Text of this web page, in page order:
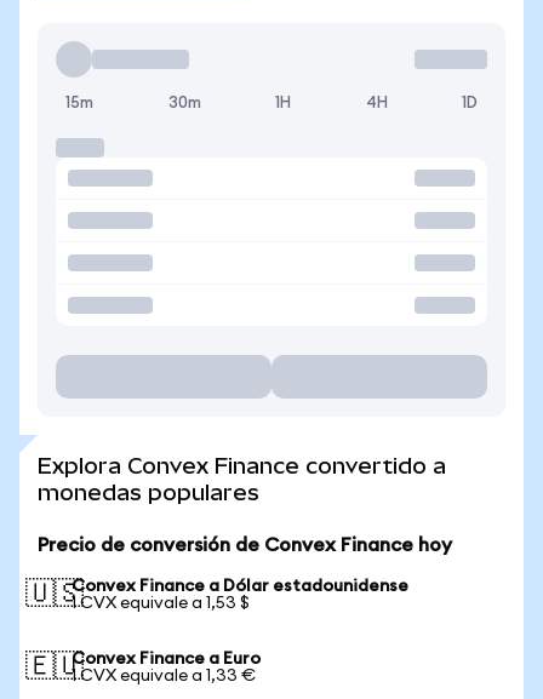
15m 30m 1H 4H 1D
Explora Convex Finance convertido a
monedas populares
Precio de conversión de Convex Finance hoy
🇺🇸Convex Finance a Dólar estadounidense
1 CVX equivale a 1,53 $
🇪🇺Convex Finance a Euro
1 CVX equivale a 1,33 €